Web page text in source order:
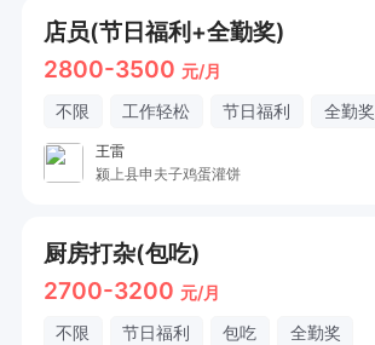
店员(节日福利+全勤奖)
2800-3500 元/月
不限 工作轻松 节日福利 全勤奖
王雷
颍上县申夫子鸡蛋灌饼
厨房打杂(包吃)
2700-3200 元/月
不限 节日福利 包吃 全勤奖